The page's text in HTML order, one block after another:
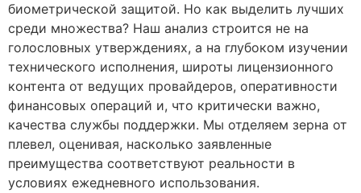
биометрической защитой. Но как выделить лучших
среди множества? Наш анализ строится не на
голословных утверждениях, а на глубоком изучении
технического исполнения, широты лицензионного
контента от ведущих провайдеров, оперативности
финансовых операций и, что критически важно,
качества службы поддержки. Мы отделяем зерна от
плевел, оценивая, насколько заявленные
преимущества соответствуют реальности в
условиях ежедневного использования.